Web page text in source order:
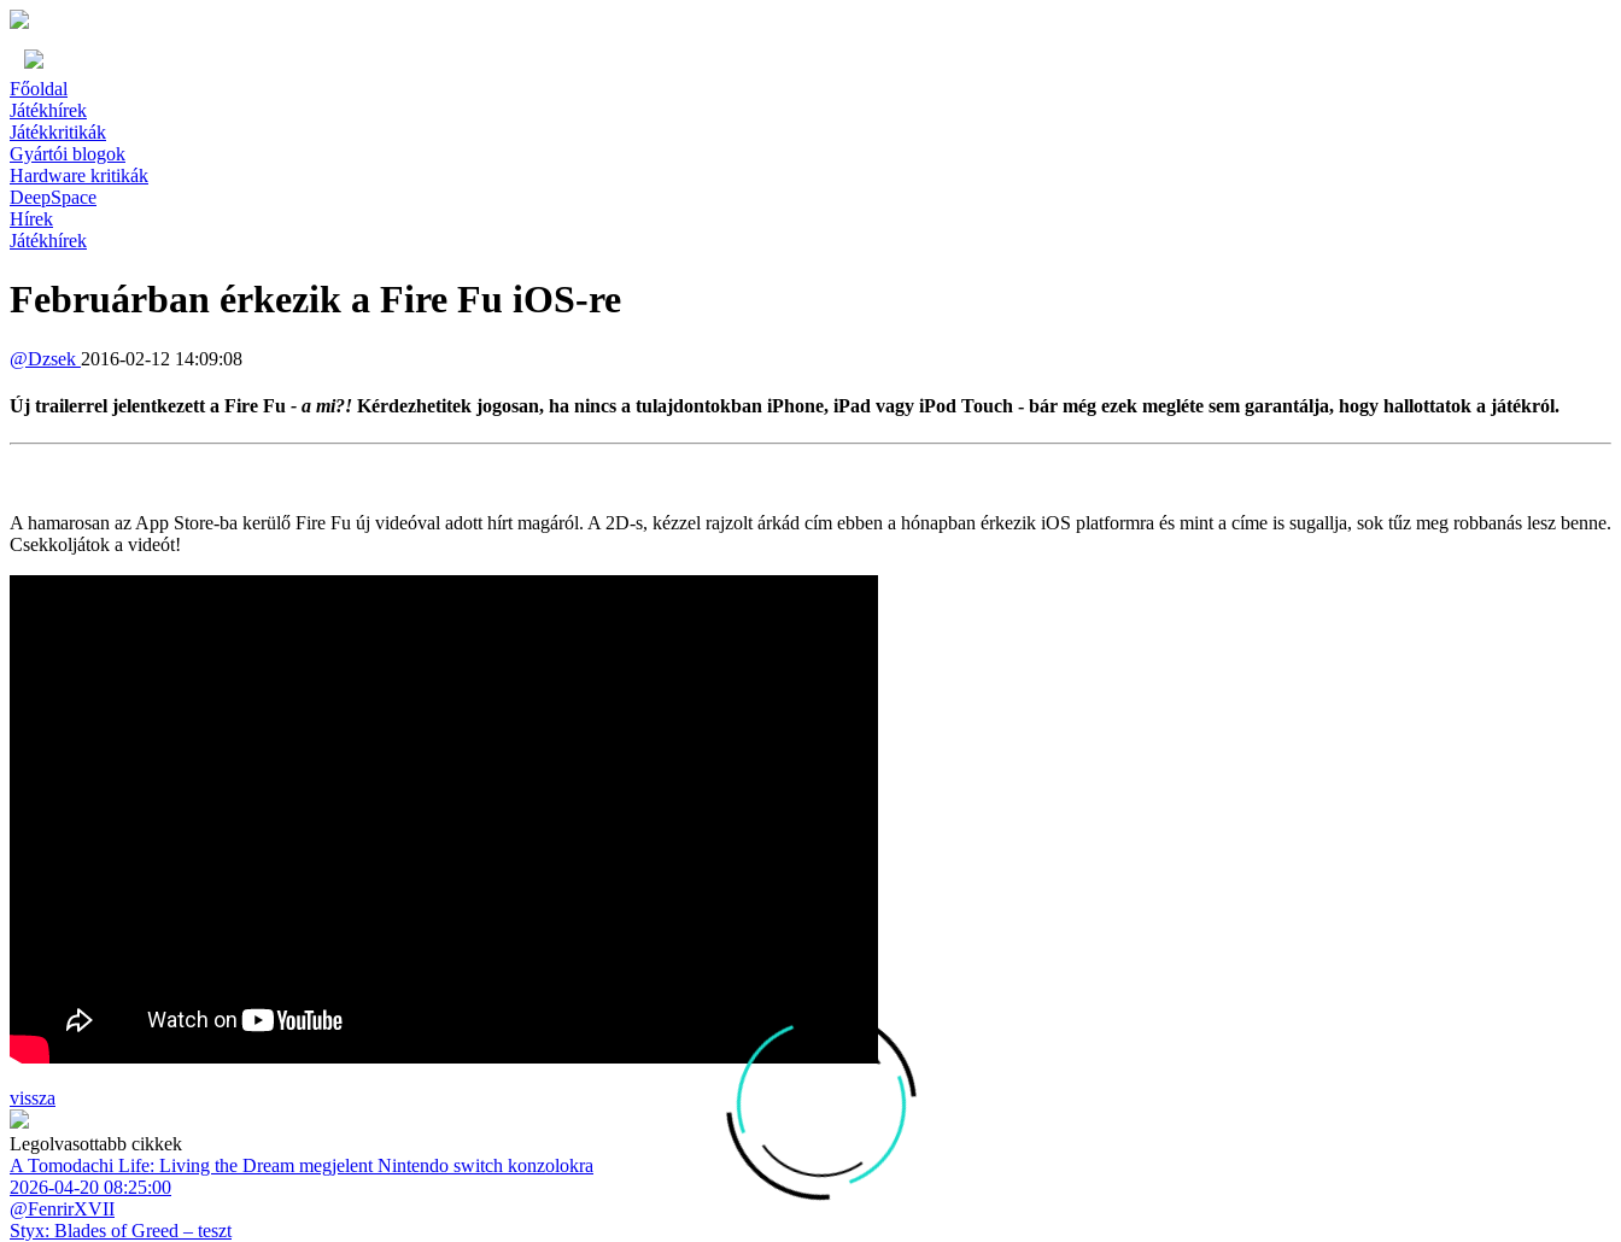
Főoldal
Játékhírek
Játékkritikák
Gyártói blogok
Hardware kritikák
DeepSpace
Hírek
Játékhírek
Februárban érkezik a Fire Fu iOS-re
@Dzsek 2016-02-12 14:09:08
Új trailerrel jelentkezett a Fire Fu - a mi?! Kérdezhetitek jogosan, ha nincs a tulajdontokban iPhone, iPad vagy iPod Touch - bár még ezek megléte sem garantálja, hogy hallottatok a játékról.
A hamarosan az App Store-ba kerülő Fire Fu új videóval adott hírt magáról. A 2D-s, kézzel rajzolt árkád cím ebben a hónapban érkezik iOS platformra és mint a címe is sugallja, sok tűz meg robbanás lesz benne.
Csekkoljátok a videót!
vissza
Legolvasottabb cikkek
A Tomodachi Life: Living the Dream megjelent Nintendo switch konzolokra
2026-04-20 08:25:00
@FenrirXVII
Styx: Blades of Greed – teszt